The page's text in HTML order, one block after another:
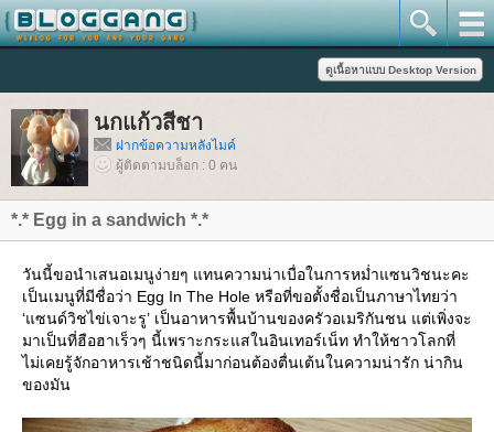
นกแก้วสีชา
ฝากข้อความหลังไมค์
ผู้ติดตามบล็อก : 0 คน
*.* Egg in a sandwich *.*
วันนี้ขอนำเสนอเมนูง่ายๆ แทนความน่าเบื่อในการหม่ำแซนวิชนะคะ
เป็นเมนูที่มีชื่อว่า Egg In The Hole หรือที่ขอตั้งชื่อเป็นภาษาไทยว่า
‘แซนด์วิชไข่เจาะรู’ เป็นอาหารพื้นบ้านของครัวอเมริกันชน แต่เพิ่งจะ
มาเป็นที่ฮือฮาเร็วๆ นี้เพราะกระแสในอินเทอร์เน็ท ทำให้ชาวโลกที่
ไม่เคยรู้จักอาหารเช้าชนิดนี้มาก่อนต้องตื่นเต้นในความน่ารัก น่ากิน
ของมัน